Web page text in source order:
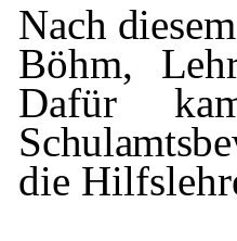
Nach
Böhm,
Dafür
die